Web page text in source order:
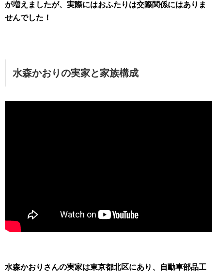
が増えましたが、実際にはおふたりは交際関係にはありま
せんでした！
水森かおりの実家と家族構成
水森かおりさんの実家は東京都北区にあり、自動車部品工